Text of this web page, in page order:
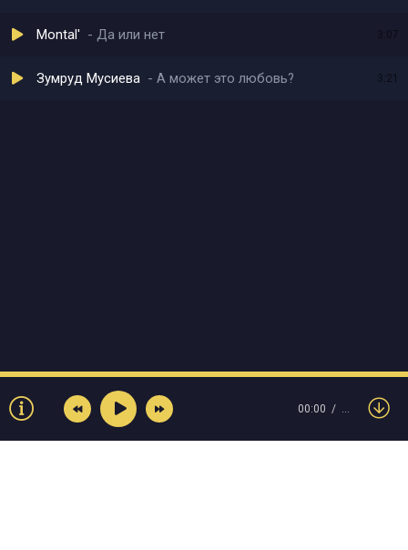
Montal' Да или нет
Зумруд Мусиева А может это любовь? 3:21
00:00 …